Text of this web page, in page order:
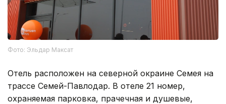
Фото: Эльдар Максат
Отель расположен на северной окраине Семея на
трассе Семей-Павлодар. В отеле 21 номер,
охраняемая парковка, прачечная и душевые,